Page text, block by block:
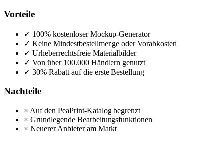
Vorteile
✓ 100% kostenloser Mockup-Generator
✓ Keine Mindestbestellmenge oder Vorabkosten
✓ Urheberrechtsfreie Materialbilder
✓ Von über 100.000 Händlern genutzt
✓ 30% Rabatt auf die erste Bestellung
Nachteile
× Auf den PeaPrint-Katalog begrenzt
× Grundlegende Bearbeitungsfunktionen
× Neuerer Anbieter am Markt